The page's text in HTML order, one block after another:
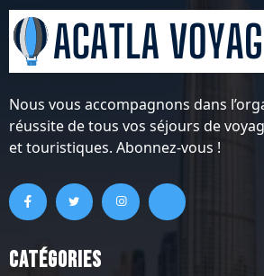
Nous vous accompagnons dans
réussite de tous vos séjours de
et touristiques. Abonnez-vous !
Catégories